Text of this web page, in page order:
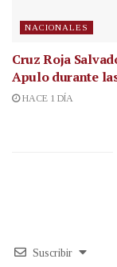
NACIONALES
Cruz Roja
Apulo durante
HACE 1 DÍA
Suscribir